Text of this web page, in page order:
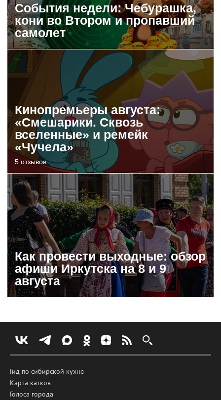
События недели: Чебурашка,
кони во Втором и пропавший
самолет
Кинопремьеры августа:
«Смешарики. Сквозь
вселенные» и ремейк
«Чучела»
5 отзывов
Как провести выходные: обзор
афиши Иркутска на 8 и 9
августа
Гид по сибирской кухне
Карта катков
Голоса города